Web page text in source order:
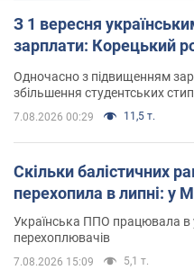
З 1 вересня
зарплати: Корецький
Одночасно з підвищенням
збільшення студентських
7.08.2026 00:29 11,5 т.
Скільки балістичних
перехопила в липні: у
Українська ППО працювала в
перехоплювачів
7.08.2026 15:09 5,1 т.